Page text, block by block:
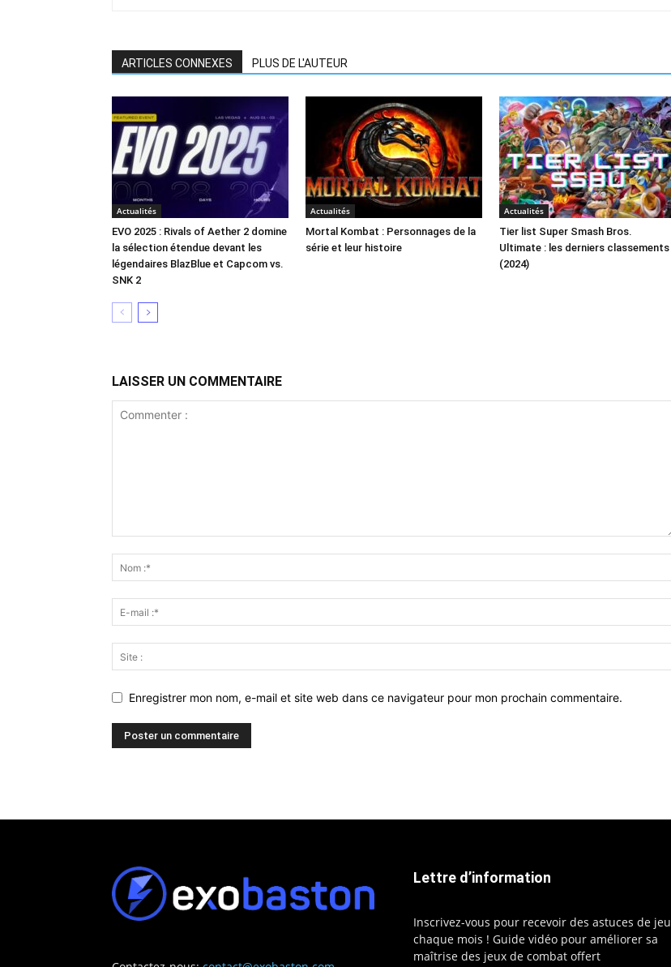
ARTICLES CONNEXES PLUS DE L'AUTEUR
Actualités
EVO 2025 : Rivals of Aether 2 domine
la sélection étendue devant les
légendaires BlazBlue et Capcom vs.
SNK 2
Actualités
Mortal Kombat : Personnages de la
série et leur histoire
Actualités
Tier list Super Smash Bros.
Ultimate : les derniers classements
(2024)
LAISSER UN COMMENTAIRE
Enregistrer mon nom, e-mail et site web dans ce navigateur pour mon prochain commentaire.
Lettre d’information
Inscrivez-vous pour recevoir des astuces de jeu
chaque mois ! Guide vidéo pour améliorer sa
maîtrise des jeux de combat offert